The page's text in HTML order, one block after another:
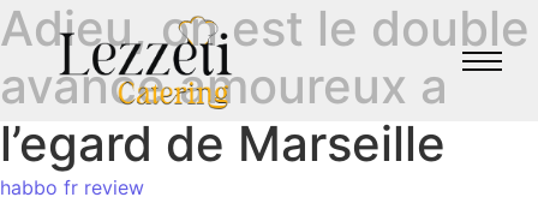
Adieu, on est le double
avance amoureux a
l’egard de Marseille
habbo fr review